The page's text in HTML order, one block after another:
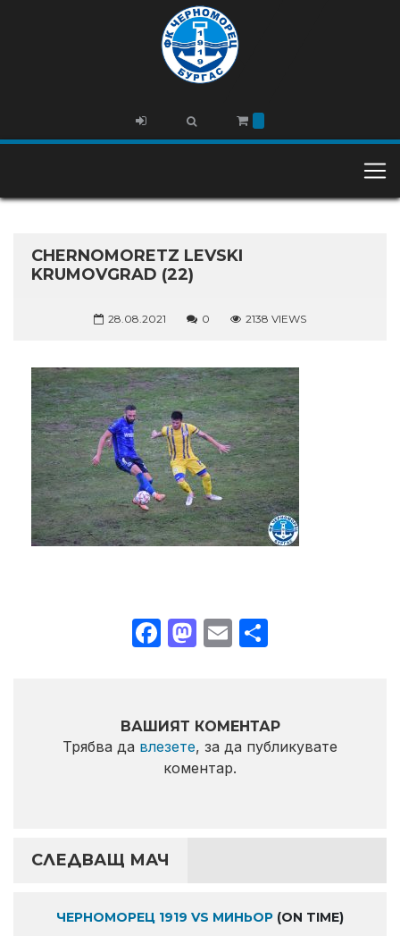
CHERNOMORETZ LEVSKI
KRUMOVGRAD (22)
28.08.2021 0 2138 VIEWS
Facebook
Mastodon
Email
ВАШИЯТ КОМЕНТАР
Трябва да влезете, за да публикувате
коментар.
СЛЕДВАЩ МАЧ
ЧЕРНОМОРЕЦ 1919 VS МИНЬОР (ON TIME)